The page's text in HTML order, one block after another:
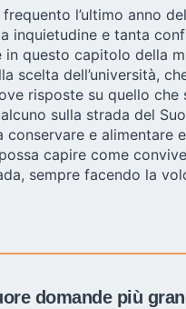
l’ultimo
e tanta
questo capitolo della
dell’università,
risposte su quello
sulla strada del
e
capire come
sempre facendo la
domande più